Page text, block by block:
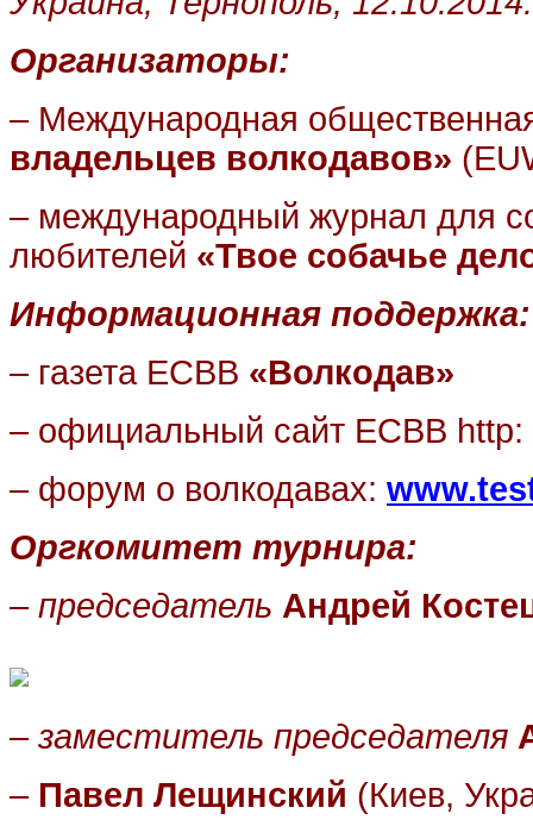
Организаторы:
– Международная
владельцев волкодавов» (
– международный журнал для
любителей «Твое собачье
Информационная поддержка:
– газета ЕСВВ «Волкодав»
– официальный сайт ЕСВВ http:
– форум о волкодавах: www.
Оргкомитет турнира:
– председатель Андрей
– заместитель председателя
– Павел Лещинский (Киев,